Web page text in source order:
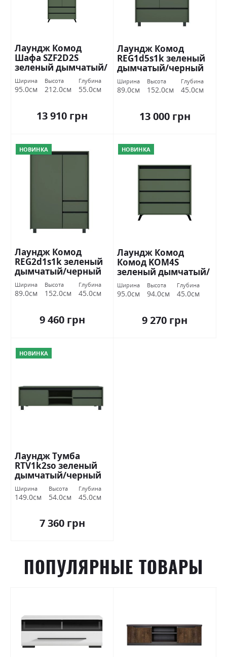
Лаундж Комод
Шафа SZF2D2S
зеленый дымчатый/
черный БРВ
Украина.
Ширина
95.0см
Высота
212.0см
Глубина
55.0см
13 910 грн
Лаундж Комод
REG1d5s1k зеленый
дымчатый/черный
БРВ Украина.
Ширина
89.0см
Высота
152.0см
Глубина
45.0см
13 000 грн
НОВИНКА
Лаундж Комод
REG2d1s1k зеленый
дымчатый/черный
БРВ Украина.
Ширина
89.0см
Высота
152.0см
Глубина
45.0см
9 460 грн
НОВИНКА
Лаундж Комод
Комод KOM4S
зеленый дымчатый/
черный БРВ
Украина.
Ширина
95.0см
Высота
94.0см
Глубина
45.0см
9 270 грн
НОВИНКА
Лаундж Тумба
RTV1k2so зеленый
дымчатый/черный
БРВ Украина.
Ширина
149.0см
Высота
54.0см
Глубина
45.0см
7 360 грн
ПОПУЛЯРНЫЕ ТОВАРЫ